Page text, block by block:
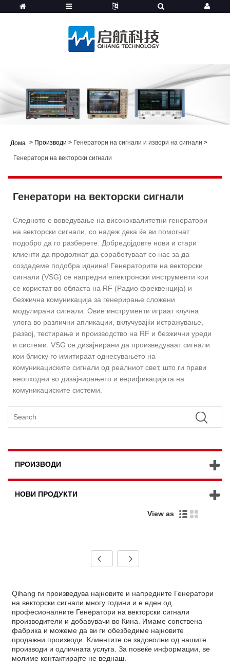
Дома > Производи > Генератори на сигнали и извори на сигнали >
Генератори на векторски сигнали
Генератори на векторски сигнали
Следното е воведување на висококвалитетни генератори
на векторски сигнали, со надеж дека ќе ви помогнат
подобро да го разберете. Добредојдовте нови и стари
клиенти да продолжат да соработуваат со нас за да
создадеме подобра иднина! Генераторите на векторски
сигнали (VSG) се напредни електронски инструменти кои
се користат во областа на RF (Радио фреквенција) и
безжична комуникација за генерирање сложени
модулирани сигнали. Овие инструменти играат клучна
улога во различни апликации, вклучувајќи истражување,
развој, тестирање и производство на RF и безжични уреди
и системи. VSG се дизајнирани да произведуваат сигнали
кои блиску го имитираат однесувањето на
комуникациските сигнали од реалниот свет, што ги прави
неопходни во дизајнирањето и верификацијата на
комуникациските системи.
ПРОИЗВОДИ
НОВИ ПРОДУКТИ
View as
Qihang ги произведува најновите и напредните Генератори
на векторски сигнали многу години и е еден од
професионалните Генератори на векторски сигнали
производители и добавувачи во Кина. Имаме сопствена
фабрика и можеме да ви ги обезбедиме најновите
продажни производи. Клиентите се задоволни од нашите
производи и одличната услуга. За повеќе информации, ве
молиме контактирајте не веднаш.